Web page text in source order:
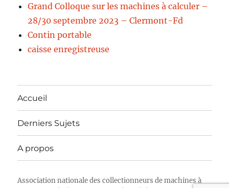
Grand Colloque sur les machines à calculer –
28/30 septembre 2023 – Clermont-Fd
Contin portable
caisse enregistreuse
Accueil
Derniers Sujets
A propos
Association nationale des collectionneurs de machines à